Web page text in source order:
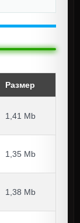
Размер
1,41 Mb
1,35 Mb
1,38 Mb